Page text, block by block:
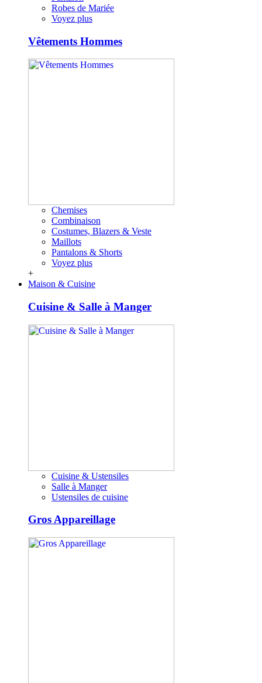
Robes de Mariée
Voyez plus
Vêtements Hommes
Chemises
Combinaison
Costumes, Blazers & Veste
Maillots
Pantalons & Shorts
Voyez plus
+
Maison & Cuisine
Cuisine & Salle à Manger
Cuisine & Ustensiles
Salle à Manger
Ustensiles de cuisine
Gros Appareillage